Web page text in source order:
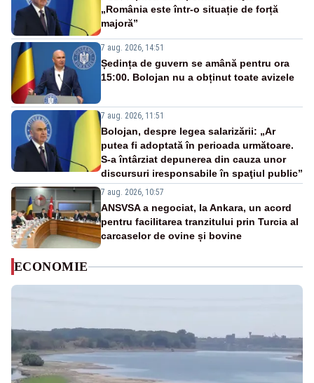
„România este într-o situație de forță
majoră”
7 aug. 2026, 14:51
Ședința de guvern se amână pentru ora
15:00. Bolojan nu a obținut toate avizele
7 aug. 2026, 11:51
Bolojan, despre legea salarizării: „Ar
putea fi adoptată în perioada următoare.
S-a întârziat depunerea din cauza unor
discursuri iresponsabile în spaţiul public”
7 aug. 2026, 10:57
ANSVSA a negociat, la Ankara, un acord
pentru facilitarea tranzitului prin Turcia al
carcaselor de ovine și bovine
ECONOMIE